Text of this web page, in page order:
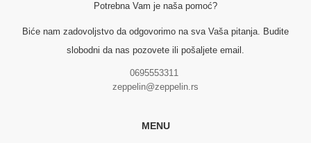
Potrebna Vam je naša pomoć?
Biće nam zadovoljstvo da odgovorimo na sva Vaša pitanja. Budite
slobodni da nas pozovete ili pošaljete email.
0695553311
zeppelin@zeppelin.rs
MENU